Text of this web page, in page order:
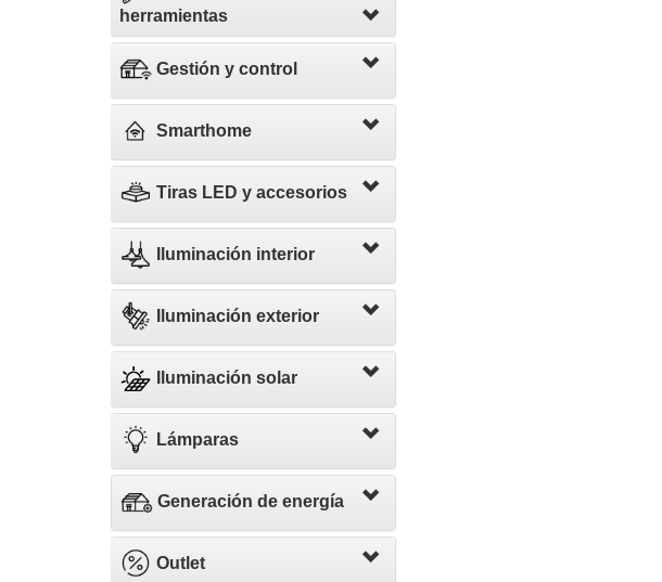
herramientas
Gestión y control
Smarthome
Tiras LED y accesorios
Iluminación interior
Iluminación exterior
Iluminación solar
Lámparas
Generación de energía
Outlet